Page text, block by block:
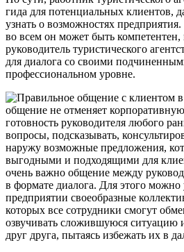
гида для потенциальных клиентов,
узнать о возможностях
во всем он может быть
руководитель туристического
для диалога со своими
профессиональном уровне.
общение не отменяет
готовность руководителя любого
вопросы, подсказывать,
наружу возможные предложения,
выгодными и подходящими для
очень важно общение между
в формате диалога. Для этого можно
предприятии своеобразные
которых все сотрудники смогут
озвучивать сложившуюся ситуацию
друг друга, пытаясь избежать их в